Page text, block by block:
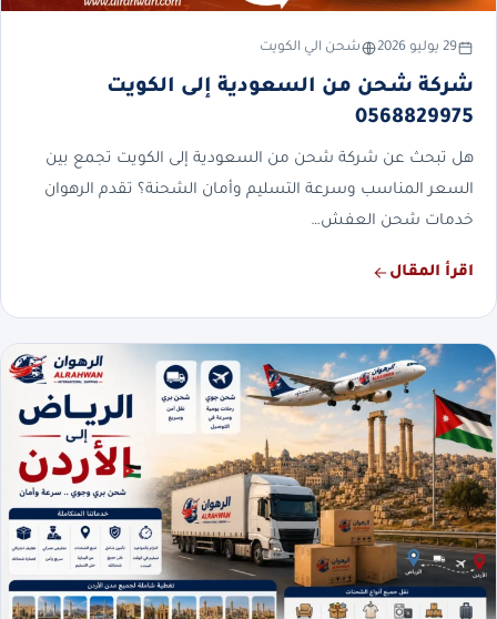
29 يوليو 2026 شحن الي الكويت
شركة شحن من السعودية إلى الكويت
0568829975
هل تبحث عن شركة شحن من السعودية إلى الكويت تجمع بين
السعر المناسب وسرعة التسليم وأمان الشحنة؟ تقدم الرهوان
خدمات شحن العفش…
اقرأ المقال